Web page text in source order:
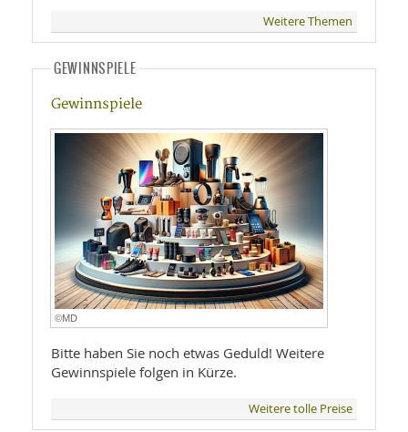
Weitere Themen
GEWINNSPIELE
Gewinnspiele
©MD
Bitte haben Sie noch etwas Geduld! Weitere
Gewinnspiele folgen in Kürze.
Weitere tolle Preise